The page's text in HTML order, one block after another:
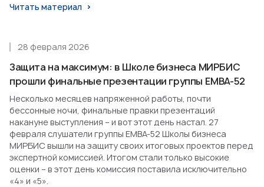
Читать материал
Защита на максимум: в Школе бизнеса МИРБИС
прошли финальные презентации группы EMBA-52
28 февраля 2026
Несколько месяцев напряженной работы, почти
бессонные ночи, финальные правки презентаций
накануне выступления – и вот этот день настал. 27
февраля слушатели группы EMBA-52 Школы бизнеса
МИРБИС вышли на защиту своих итоговых проектов перед
экспертной комиссией. Итогом стали только высокие
оценки – в этот день комиссия поставила исключительно
«4» и «5».